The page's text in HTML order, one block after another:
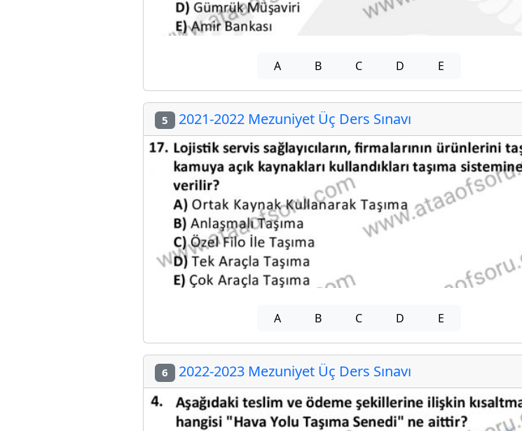
A B C D E
5 2021-2022 Mezuniyet Üç Ders Sınavı
A B C D E
6 2022-2023 Mezuniyet Üç Ders Sınavı